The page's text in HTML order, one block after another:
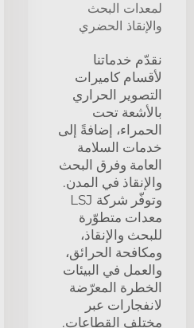
لمعدات البحث
والإنقاذ الحضري
نقدّم خدماتنا
لأقسام كاميرات
التصوير الحراري
بالأشعة تحت
الحمراء، إضافةً إلى
خدمات السلامة
العامة وفرق البحث
والإنقاذ في المدن.
وتوفّر شركة LSJ
معدات متطوّرة
للبحث والإنقاذ،
ومكافحة الحرائق،
والعمل في البيئات
الخطرة المعرّضة
لانفجارات عبر
مختلف القطاعات.